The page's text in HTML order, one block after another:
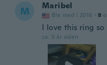
M Maribel
Ble med i 2016 · 8
I love this ring
ca. 5 år siden